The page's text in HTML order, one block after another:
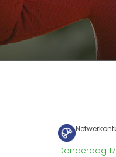
Donderdag